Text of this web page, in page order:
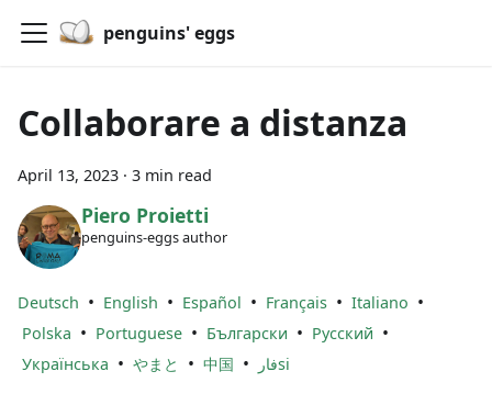
penguins' eggs
Collaborare a distanza
April 13, 2023 · 3 min read
Piero Proietti
penguins-eggs author
Deutsch • English • Español • Français • Italiano •
Polska • Portuguese • Български • Русский •
Українська • やまと • 中国 • فارsi